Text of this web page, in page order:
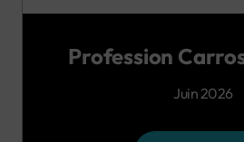
Profession
Juin 2026